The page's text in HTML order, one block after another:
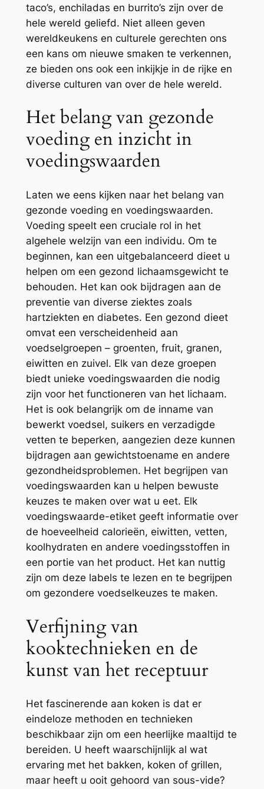
taco’s, enchiladas en burrito’s zijn over de
hele wereld geliefd. Niet alleen geven
wereldkeukens en culturele gerechten ons
een kans om nieuwe smaken te verkennen,
ze bieden ons ook een inkijkje in de rijke en
diverse culturen van over de hele wereld.
Het belang van gezonde
voeding en inzicht in
voedingswaarden
Laten we eens kijken naar het belang van
gezonde voeding en voedingswaarden.
Voeding speelt een cruciale rol in het
algehele welzijn van een individu. Om te
beginnen, kan een uitgebalanceerd dieet u
helpen om een gezond lichaamsgewicht te
behouden. Het kan ook bijdragen aan de
preventie van diverse ziektes zoals
hartziekten en diabetes. Een gezond dieet
omvat een verscheidenheid aan
voedselgroepen – groenten, fruit, granen,
eiwitten en zuivel. Elk van deze groepen
biedt unieke voedingswaarden die nodig
zijn voor het functioneren van het lichaam.
Het is ook belangrijk om de inname van
bewerkt voedsel, suikers en verzadigde
vetten te beperken, aangezien deze kunnen
bijdragen aan gewichtstoename en andere
gezondheidsproblemen. Het begrijpen van
voedingswaarden kan u helpen bewuste
keuzes te maken over wat u eet. Elk
voedingswaarde-etiket geeft informatie over
de hoeveelheid calorieën, eiwitten, vetten,
koolhydraten en andere voedingsstoffen in
een portie van het product. Het kan nuttig
zijn om deze labels te lezen en te begrijpen
om gezondere voedselkeuzes te maken.
Verfijning van
kooktechnieken en de
kunst van het receptuur
Het fascinerende aan koken is dat er
eindeloze methoden en technieken
beschikbaar zijn om een heerlijke maaltijd te
bereiden. U heeft waarschijnlijk al wat
ervaring met het bakken, koken of grillen,
maar heeft u ooit gehoord van sous-vide?